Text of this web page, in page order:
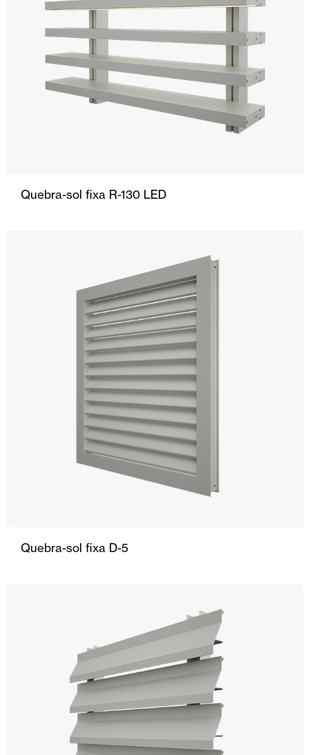
Quebra-sol fixa R-130 LED
Quebra-sol fixa D-5